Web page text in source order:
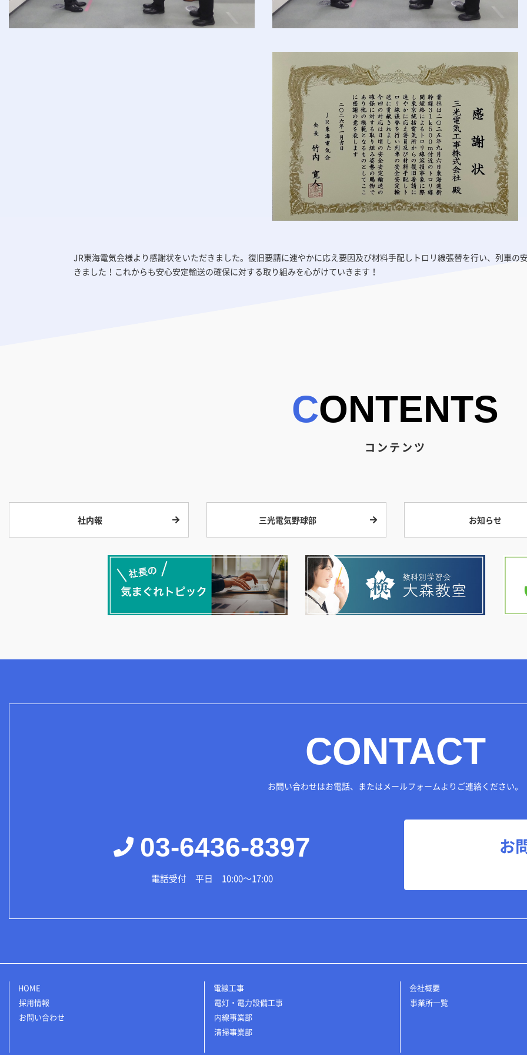
JR東海電気会様より感謝状をいただきました。復旧要請に速やかに応え要因及び材料手配しトロリ線張替を行い、列車の
きました！これからも安心安定輸送の確保に対する取り組みを心がけていきます！
CONTENTS
コンテンツ
社内報 三光電気野球部 お知らせ
CONTACT
お問い合わせはお電話、またはメールフォームよりご連絡ください。
03-6436-8397
電話受付 平日 10:00～17:00
お
HOME
採用情報
お問い合わせ
電線工事
電灯・電力設備工事
内線事業部
清掃事業部
会社概要
事業所一覧